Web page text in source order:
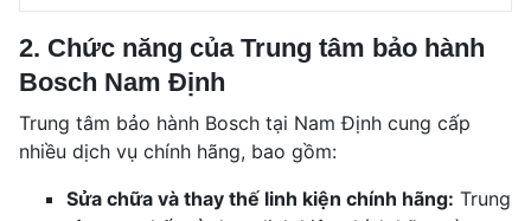
2. Chức năng của Trung tâm bảo hành
Bosch Nam Định
Trung tâm bảo hành Bosch tại Nam Định cung cấp
nhiều dịch vụ chính hãng, bao gồm:
Sửa chữa và thay thế linh kiện chính hãng: Trung